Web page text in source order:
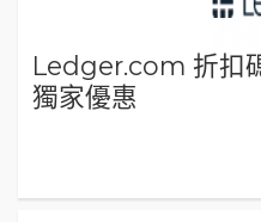
Ledger.com 折扣
獨家優惠